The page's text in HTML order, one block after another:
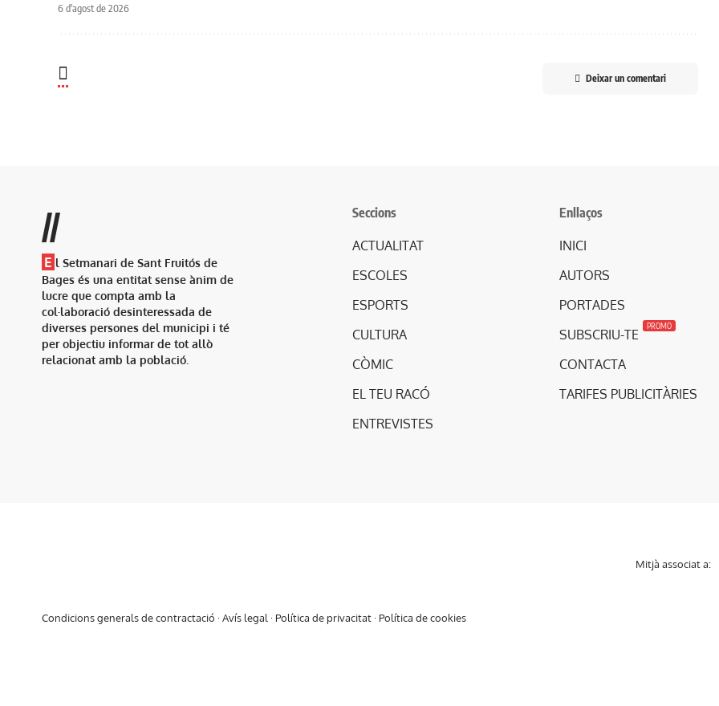
6 d'agost de 2026
Deixar un comentari
//
E l Setmanari de Sant Fruitós de
Bages és una entitat sense ànim de
lucre que compta amb la
col·laboració desinteressada de
diverses persones del municipi i té
per objectiu informar de tot allò
relacionat amb la població.
Seccions
ACTUALITAT
ESCOLES
ESPORTS
CULTURA
CÒMIC
EL TEU RACÓ
ENTREVISTES
Enllaços
INICI
AUTORS
PORTADES
SUBSCRIU-TE
PROMO
CONTACTA
TARIFES PUBLICITÀRIES
Condicions generals de contractació · Avís legal · Política de privacitat · Política de cookies
Mitjà associat a: